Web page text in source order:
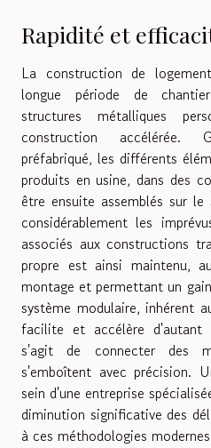
Rapidité et
La construction de
longue période de
structures métalliques
construction accélérée.
préfabriqué, les différents
produits en usine, dans des
être ensuite assemblés sur
considérablement les
associés aux constructions
propre est ainsi maintenu,
montage et permettant un
système modulaire, inhérent
facilite et accélère
s'agit de connecter des
s'emboîtent avec précision.
sein d'une entreprise
diminution significative des
à ces méthodologies